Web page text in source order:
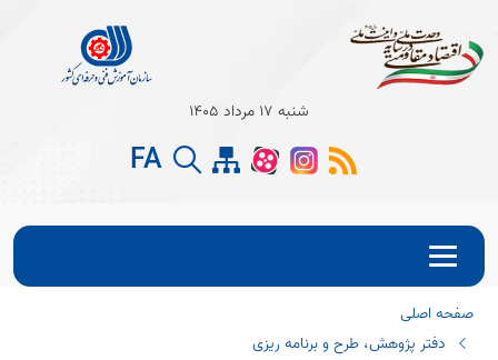
Open
شنبه 17 مرداد 1405
FA
صفحه اصلی
دفتر پژوهش، طرح و برنامه ریزی